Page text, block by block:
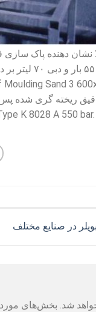
ریخته گری شده
K 8028 A 550
در صنایع مختلف
شد. بخش‌های